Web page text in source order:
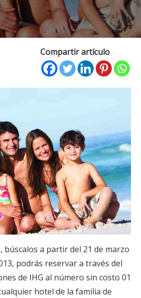
Compartir artículo
búscalos a partir del 21 de marzo
podrás reservar a través del
de IHG al número sin costo 01
hotel de la familia de